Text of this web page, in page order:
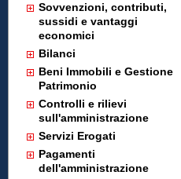
Sovvenzioni, contributi,
sussidi e vantaggi
economici
Bilanci
Beni Immobili e Gestione
Patrimonio
Controlli e rilievi
sull'amministrazione
Servizi Erogati
Pagamenti
dell'amministrazione